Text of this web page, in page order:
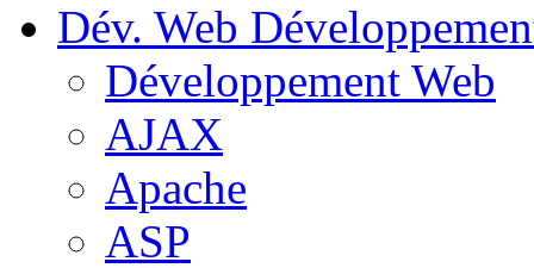
Dév. Web
Développement Web
AJAX
Apache
ASP